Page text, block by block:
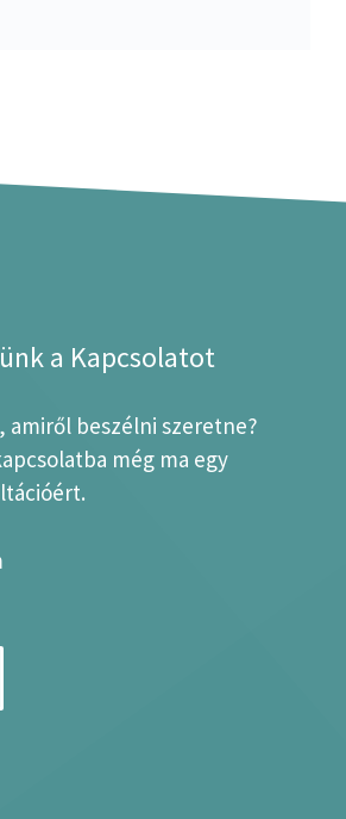
a Kapcsolatot
amiről beszélni szeretne?
még ma egy